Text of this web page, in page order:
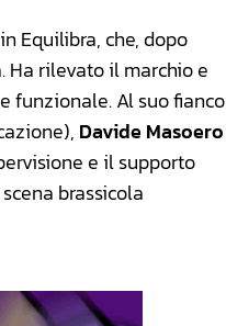
Equilibra, che, dopo
Ha rilevato il marchio e
funzionale. Al suo fianco
Davide Masoero
e il supporto
brassicola